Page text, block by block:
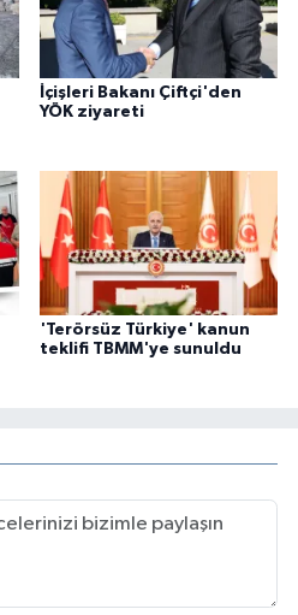
İçişleri Bakanı Çiftçi'den
YÖK ziyareti
'Terörsüz Türkiye' kanun
teklifi TBMM'ye sunuldu